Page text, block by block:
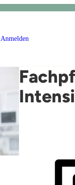
Anmelden